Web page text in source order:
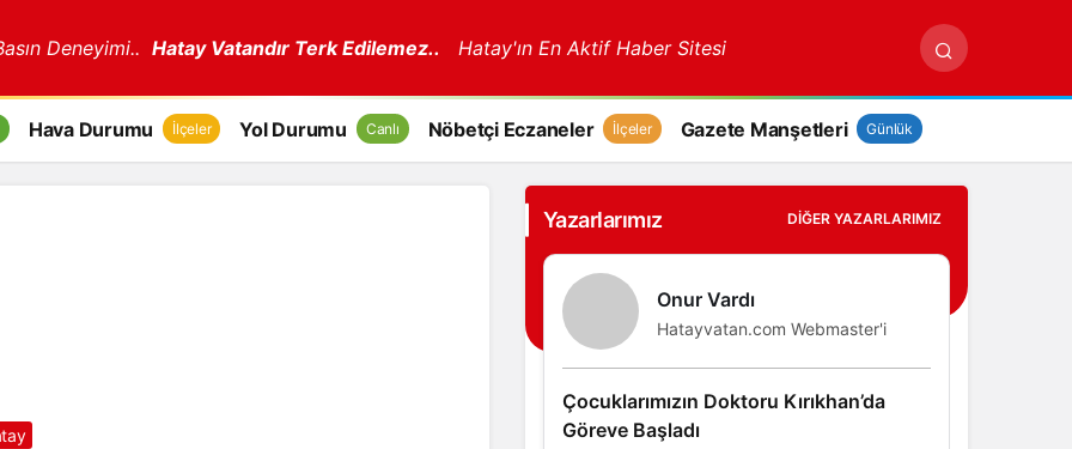
Deneyimi.. Hatay Vatandır Terk Edilemez.. Hatay'ın En Aktif Haber Sitesi
Hava Durumu İlçeler Yol Durumu Canlı Nöbetçi Eczaneler İlçeler Gazete Manşetleri Günlük
Yazarlarımız DIĞER YAZARLARIMIZ
Onur Vardı
Hatayvatan.com Webmaster'i
Çocuklarımızın Doktoru Kırıkhan’da
Göreve Başladı